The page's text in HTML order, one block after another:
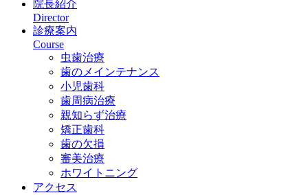
院長紹介
Director
診療案内
Course
虫歯治療
歯のメインテナンス
小児歯科
歯周病治療
親知らず治療
矯正歯科
歯の欠損
審美治療
ホワイトニング
アクセス